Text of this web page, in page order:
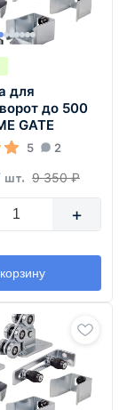
для
до 500
GATE
5 2
шт. 9 350 ₽
+